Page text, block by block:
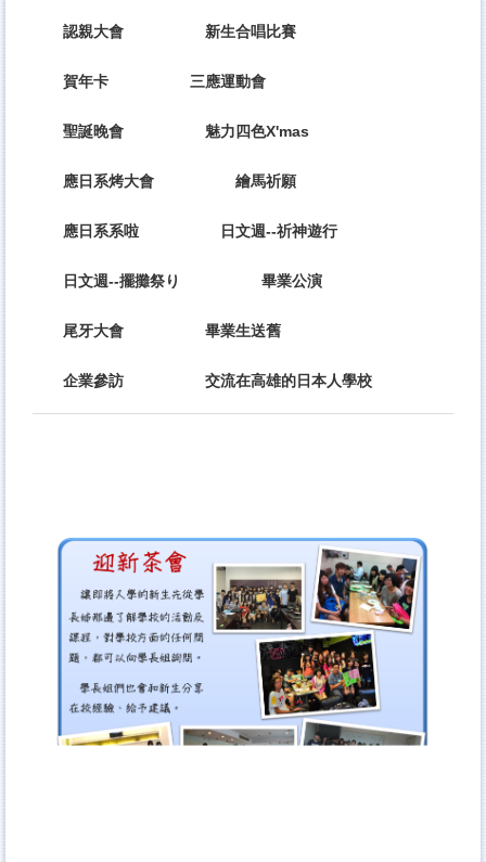
認親大會 新生合唱比賽
賀年卡 三應運動會
聖誕晚會 魅力四色X'mas
應日系烤大會 繪馬祈願
應日系系啦 日文週--祈神遊行
日文週--擺攤祭り 畢業公演
尾牙大會 畢業生送舊
企業參訪 交流在高雄的日本人學校